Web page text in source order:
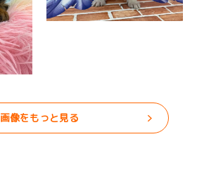
画像をもっと見る